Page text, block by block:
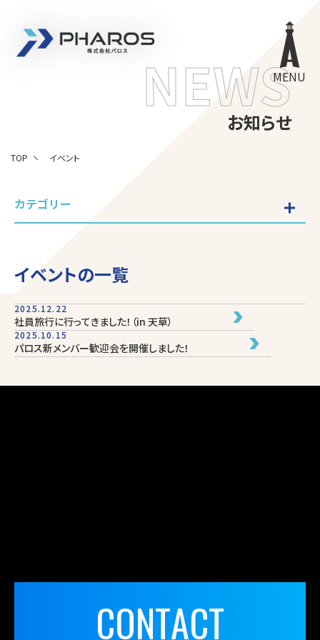
株式会社 Pharos
MENU
お知らせ
NEWS
TOP イベント
イベントの一覧
2025.12.22
社員旅行に行ってきました！（in 天草）
2025.10.15
パロス新メンバー歓迎会を開催しました！
カテゴリー
CONTACT